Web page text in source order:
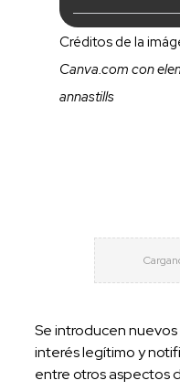
Créditos de la
Canva.com con
annastills
Se introducen
interés legítimo y
entre otros aspectos